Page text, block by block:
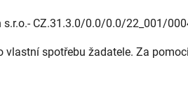
CZ.31.3.0/0.0/0.0/22_001/
spotřebu žadatele. Za